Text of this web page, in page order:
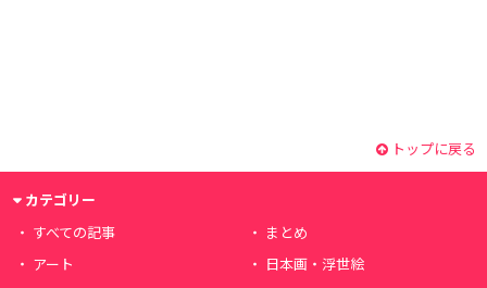
トップに戻る
カテゴリー
すべての記事
まとめ
アート
日本画・浮世絵